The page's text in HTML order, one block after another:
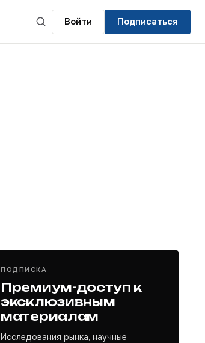
Войти Подписаться
ПОДПИСКА
Премиум-доступ к
эксклюзивным
материалам
Исследования рынка, научные